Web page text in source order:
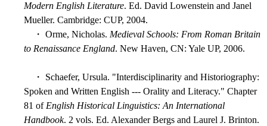
Modern English Literature. Ed. David Lowenstein and Janel
Mueller. Cambridge: CUP, 2004.
・ Orme, Nicholas. Medieval Schools: From Roman Britain
to Renaissance England. New Haven, CN: Yale UP, 2006.
・ Schaefer, Ursula. "Interdisciplinarity and Historiography:
Spoken and Written English --- Orality and Literacy." Chapter
81 of English Historical Linguistics: An International
Handbook. 2 vols. Ed. Alexander Bergs and Laurel J. Brinton.